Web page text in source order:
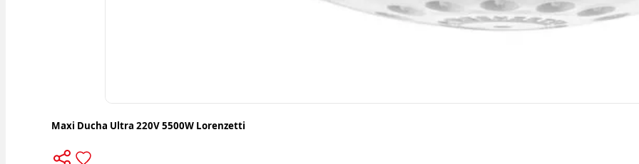
Maxi Ducha Ultra 220V 5500W Lorenzetti